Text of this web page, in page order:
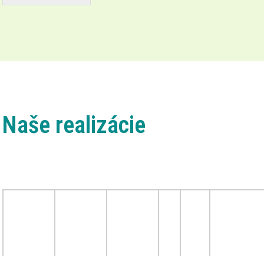
Naše realizácie